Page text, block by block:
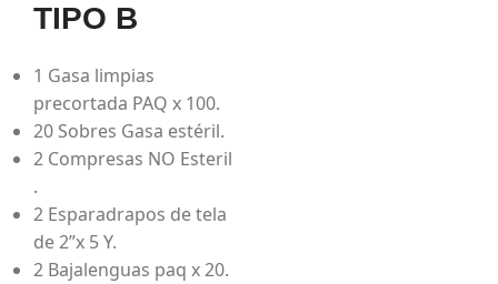
TIPO B
1 Gasa limpias
precortada PAQ x 100.
20 Sobres Gasa estéril.
2 Compresas NO Esteril
.
2 Esparadrapos de tela
de 2”x 5 Y.
2 Bajalenguas paq x 20.